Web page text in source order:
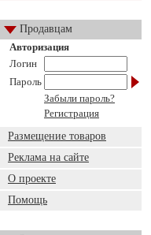
Продавцам
Авторизация
Логин
Пароль
Забыли пароль?
Регистрация
Размещение товаров
Реклама на сайте
О проекте
Помощь